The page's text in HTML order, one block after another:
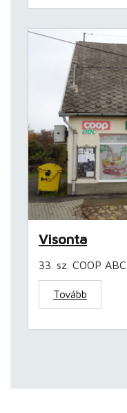
Visonta
33. sz. COOP ABC...
Tovább